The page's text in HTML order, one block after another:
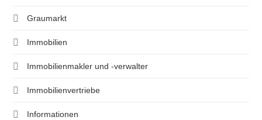
Graumarkt
Immobilien
Immobilienmakler und -verwalter
Immobilienvertriebe
Informationen